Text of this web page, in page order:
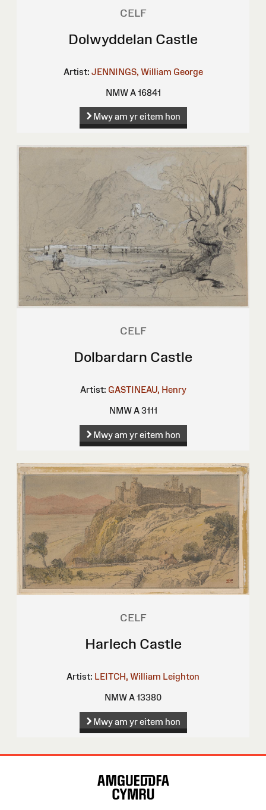
CELF
Dolwyddelan Castle
Artist: JENNINGS, William George
NMW A 16841
Mwy am yr eitem hon
CELF
Dolbardarn Castle
Artist: GASTINEAU, Henry
NMW A 3111
Mwy am yr eitem hon
CELF
Harlech Castle
Artist: LEITCH, William Leighton
NMW A 13380
Mwy am yr eitem hon